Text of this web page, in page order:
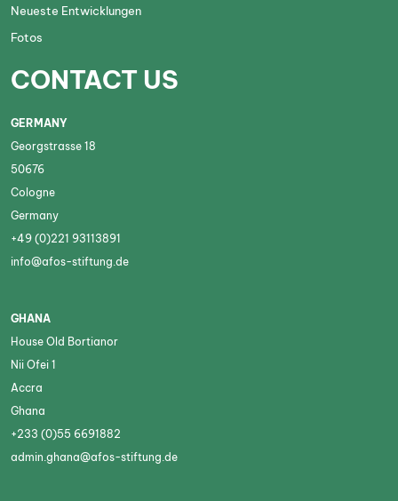
Neueste Entwicklungen
Fotos
CONTACT US
GERMANY
Georgstrasse 18
50676
Cologne
Germany
+49 (0)221 93113891
info@afos-stiftung.de
GHANA
House Old Bortianor
Nii Ofei 1
Accra
Ghana
+233 (0)55 6691882
admin.ghana@afos-stiftung.de